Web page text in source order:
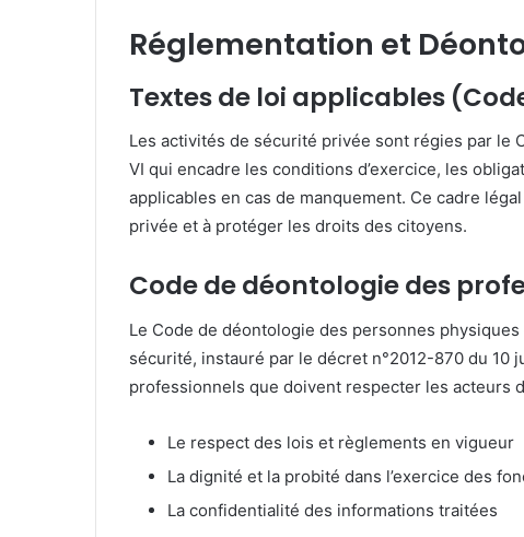
Réglementation et
Textes de loi applicables
Les activités de sécurité privée sont régies par le
VI qui encadre les conditions d’exercice, les
applicables en cas de manquement. Ce cadre
privée et à protéger les droits des citoyens.
Code de déontologie des
Le Code de déontologie des personnes
sécurité, instauré par le décret n°2012-870 du
professionnels que doivent respecter les acteurs
Le respect des lois et règlements en vigueur
La dignité et la probité dans l’exercice des
La confidentialité des informations traitées